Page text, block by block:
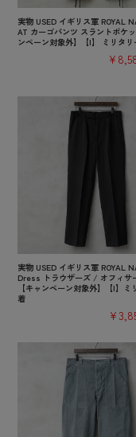
実物 USED イギリス軍 ROYAL
AT カーゴパンツ スラントポケ
ンペーン対象外】【I】 ミリタリ
実物 USED イギリス軍 ROYAL
Dress トラウザーズ / オフィサ
【キャンペーン対象外】【I】ミ
着